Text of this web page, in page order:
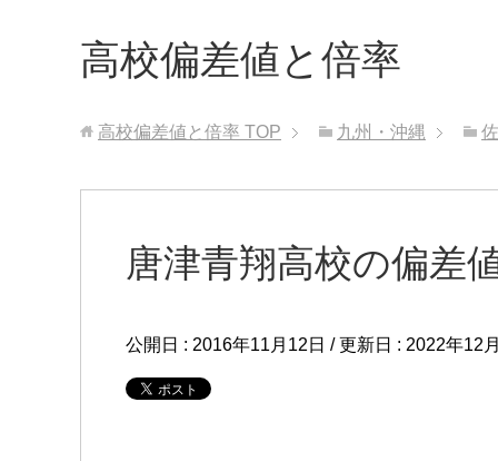
高校偏差値と倍率
高校偏差値と倍率 TOP 九州・沖縄
唐津青翔高校の偏差
公開日 : 2016年11月12日 / 更新日 : 2022年12